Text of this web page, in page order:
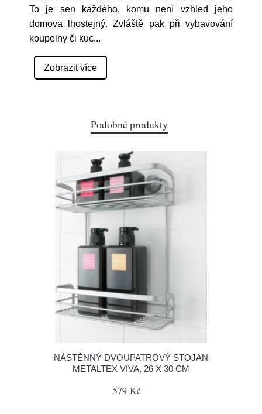
To je sen každého, komu není vzhled jeho
domova lhostejný. Zvláště pak při vybavování
koupelny či kuc...
Zobrazit více
Podobné produkty
NÁSTĚNNÝ DVOUPATROVÝ STOJAN
METALTEX VIVA, 26 X 30 CM
579 Kč